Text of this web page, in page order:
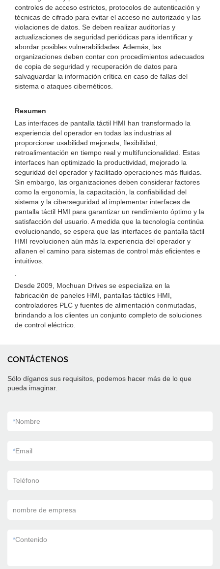
controles de acceso estrictos, protocolos de autenticación y
técnicas de cifrado para evitar el acceso no autorizado y las
violaciones de datos. Se deben realizar auditorías y
actualizaciones de seguridad periódicas para identificar y
abordar posibles vulnerabilidades. Además, las
organizaciones deben contar con procedimientos adecuados
de copia de seguridad y recuperación de datos para
salvaguardar la información crítica en caso de fallas del
sistema o ataques cibernéticos.
Resumen
Las interfaces de pantalla táctil HMI han transformado la
experiencia del operador en todas las industrias al
proporcionar usabilidad mejorada, flexibilidad,
retroalimentación en tiempo real y multifuncionalidad. Estas
interfaces han optimizado la productividad, mejorado la
seguridad del operador y facilitado operaciones más fluidas.
Sin embargo, las organizaciones deben considerar factores
como la ergonomía, la capacitación, la confiabilidad del
sistema y la ciberseguridad al implementar interfaces de
pantalla táctil HMI para garantizar un rendimiento óptimo y la
satisfacción del usuario. A medida que la tecnología continúa
evolucionando, se espera que las interfaces de pantalla táctil
HMI revolucionen aún más la experiencia del operador y
allanen el camino para sistemas de control más eficientes e
intuitivos.
Desde 2009, Mochuan Drives se especializa en la
fabricación de paneles HMI, pantallas táctiles HMI,
controladores PLC y fuentes de alimentación conmutadas,
brindando a los clientes un conjunto completo de soluciones
de control eléctrico.
CONTÁCTENOS
Sólo díganos sus requisitos, podemos hacer más de lo que
pueda imaginar.
*Nombre
*Email
Teléfono
nombre de empresa
*Contenido